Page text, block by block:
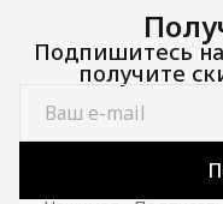
Подпишитесь
получите